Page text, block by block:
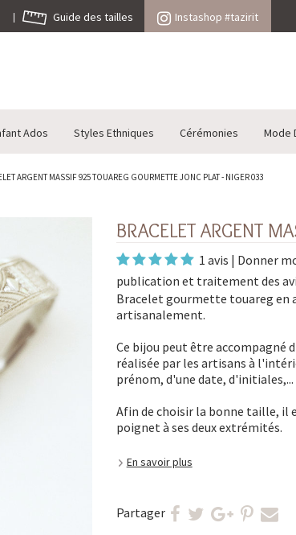
Guide des tailles Instashop #tazirit
Ados Styles Ethniques Cérémonies Mode
ARGENT MASSIF 925 TOUAREG GOURMETTE JONC PLAT - NIGER 033
BRACELET ARGENT
1 avis | Donner
publication et traitement des
Bracelet gourmette touareg en
artisanalement.
Ce bijou peut être accompagné
réalisée par les artisans à
prénom, d'une date, d'initiales,...
Afin de choisir la bonne taille, il
poignet à ses deux extrémités.
En savoir plus
Partager